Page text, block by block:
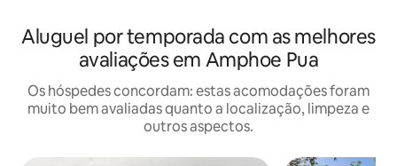
Aluguel por temporada com as melhores
avaliações em Amphoe Pua
Os hóspedes concordam: estas acomodações foram
muito bem avaliadas quanto a localização, limpeza e
outros aspectos.